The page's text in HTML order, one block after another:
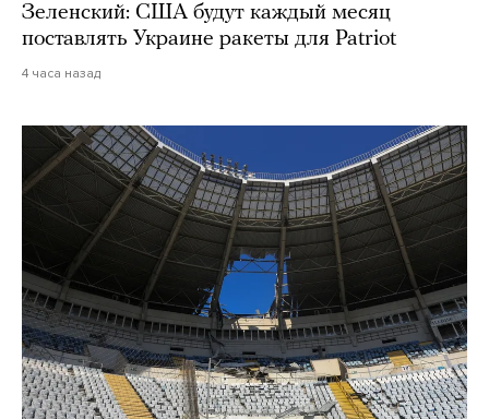
Зеленский: США будут каждый месяц
поставлять Украине ракеты для Patriot
4 часа назад